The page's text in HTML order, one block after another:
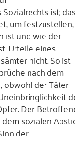
ist; das
um festzustellen,
ist und wie der
Urteile eines
nicht. So ist
nach dem
obwohl der Täter
Der
sozialen
der